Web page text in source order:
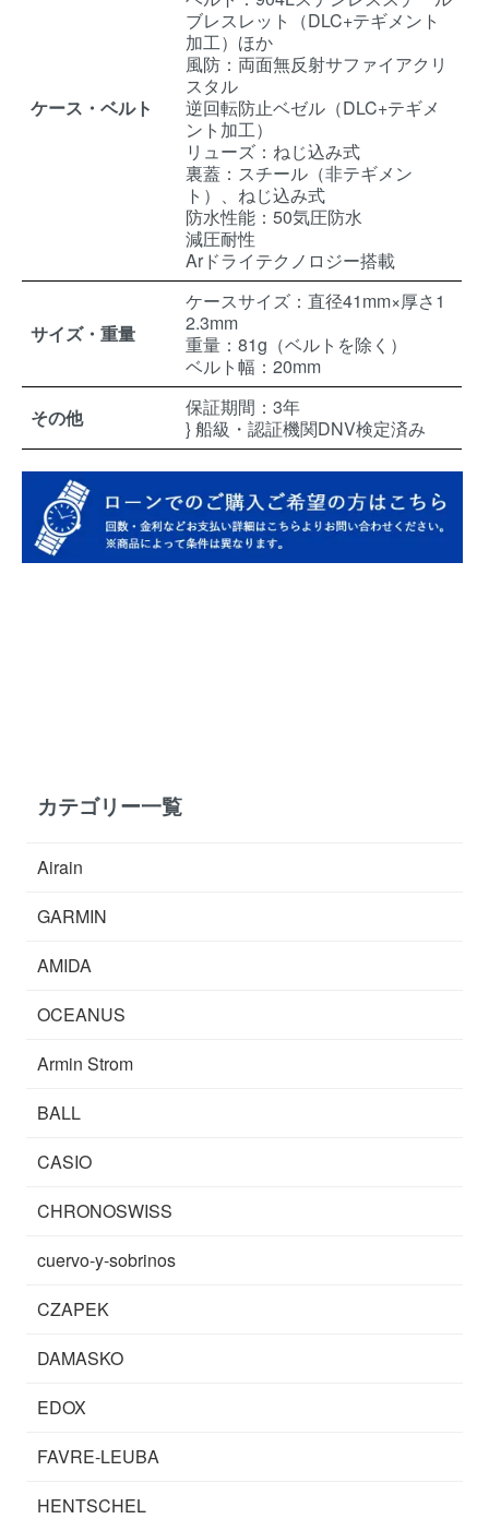
ケース・ベルト
ブレスレット（DLC+テギメント
加工）ほか
風防：両面無反射サファイアクリ
スタル
逆回転防止ベゼル（DLC+テギメ
ント加工）
リューズ：ねじ込み式
裏蓋：スチール（非テギメン
ト）、ねじ込み式
防水性能：50気圧防水
減圧耐性
Arドライテクノロジー搭載
サイズ・重量
ケースサイズ：直径41mm×厚さ1
2.3mm
重量：81g（ベルトを除く）
ベルト幅：20mm
その他
保証期間：3年
} 船級・認証機関DNV検定済み
カテゴリー一覧
Airain
GARMIN
AMIDA
OCEANUS
Armin Strom
BALL
CASIO
CHRONOSWISS
cuervo-y-sobrinos
CZAPEK
DAMASKO
EDOX
FAVRE-LEUBA
HENTSCHEL